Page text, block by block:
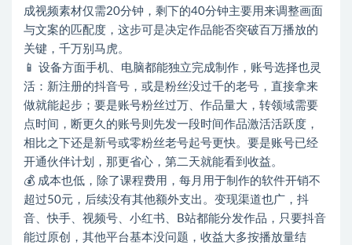
成视频素材仅需20分钟，剩下的40分钟主要用来调整画面
与文案的匹配度，这步可是决定作品能否突破百万播放的
关键，千万别马虎。
📱 设备方面手机、电脑都能独立完成制作，账号选择也灵
活：新注册的抖音号，或是粉丝没过千的老号，直接拿来
做就能起步；要是账号粉丝过万、作品量大，转领域需要
点时间，断更久的账号则先发一段时间作品激活活跃度，
相比之下还是新号或零粉丝老号起号更快。要是账号已经
开通伙伴计划，那更省心，第二天就能看到收益。
💰 成本也低，除了课程费用，每月用于制作的软件开销不
超过50元，后续没有其他额外支出。变现渠道也广，抖
音、快手、视频号、小红书、B站都能分发作品，只要抖音
能过原创，其他平台基本没问题，收益大多按播放量结